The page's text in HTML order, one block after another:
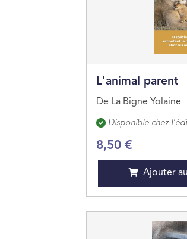
L'animal parent
De La Bigne Yolaine
Disponibilité
Disponible chez
8,50 €
Ajouter